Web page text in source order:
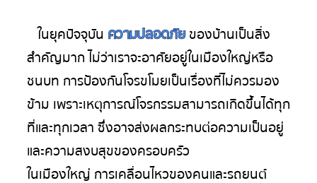
ในยุคปัจจุบัน ความปลอดภัย ของบ้านเป็นสิ่ง
สำคัญมาก ไม่ว่าเราจะอาศัยอยู่ในเมืองใหญ่หรือ
ชนบท การป้องกันโจรขโมยเป็นเรื่องที่ไม่ควรมอง
ข้าม เพราะเหตุการณ์โจรกรรมสามารถเกิดขึ้นได้ทุก
ที่และทุกเวลา ซึ่งอาจส่งผลกระทบต่อความเป็นอยู่
และความสงบสุขของครอบครัว
ในเมืองใหญ่ การเคลื่อนไหวของคนและรถยนต์